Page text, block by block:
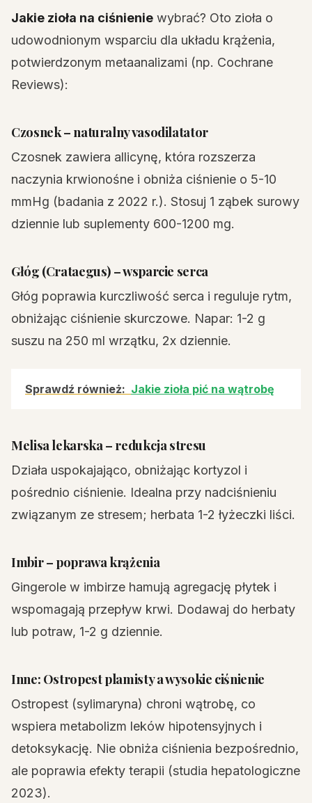
Jakie zioła na ciśnienie wybrać? Oto zioła o
udowodnionym wsparciu dla układu krążenia,
potwierdzonym metaanalizami (np. Cochrane
Reviews):
Czosnek – naturalny vasodilatator
Czosnek zawiera allicynę, która rozszerza
naczynia krwionośne i obniża ciśnienie o 5-10
mmHg (badania z 2022 r.). Stosuj 1 ząbek surowy
dziennie lub suplementy 600-1200 mg.
Głóg (Crataegus) – wsparcie serca
Głóg poprawia kurczliwość serca i reguluje rytm,
obniżając ciśnienie skurczowe. Napar: 1-2 g
suszu na 250 ml wrzątku, 2x dziennie.
Sprawdź również: Jakie zioła pić na wątrobę
Melisa lekarska – redukcja stresu
Działa uspokajająco, obniżając kortyzol i
pośrednio ciśnienie. Idealna przy nadciśnieniu
związanym ze stresem; herbata 1-2 łyżeczki liści.
Imbir – poprawa krążenia
Gingerole w imbirze hamują agregację płytek i
wspomagają przepływ krwi. Dodawaj do herbaty
lub potraw, 1-2 g dziennie.
Inne: Ostropest plamisty a wysokie ciśnienie
Ostropest (sylimaryna) chroni wątrobę, co
wspiera metabolizm leków hipotensyjnych i
detoksykację. Nie obniża ciśnienia bezpośrednio,
ale poprawia efekty terapii (studia hepatologiczne
2023).